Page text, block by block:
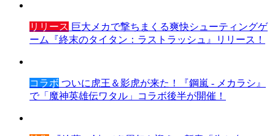
リリース 巨大メカで撃ちまくる爽快シューティングゲ
ーム『終末のタイタン：ラストラッシュ』リリース！
コラボ ついに虎王＆影虎が来た！『鋼嵐 - メカラシ』
で「魔神英雄伝ワタル」コラボ後半が開催！